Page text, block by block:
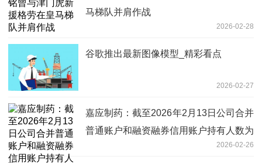
马梯队并肩作战
2026-02-28
谷歌推出最新图像模型_精彩看点
2026-02-27
嘉应制药：截至2026年2月13日公司合并
普通账户和融资融券信用账户持有人数为
2026-02-26